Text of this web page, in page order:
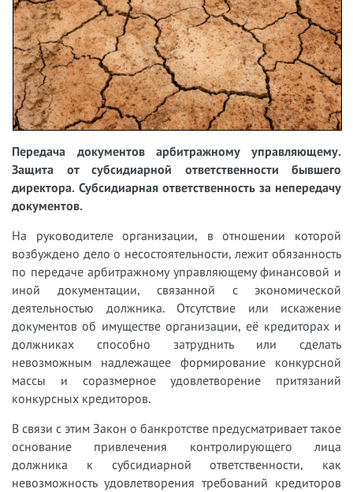
Передача документов арбитражному управляющему.
Защита от субсидиарной ответственности бывшего
директора. Субсидиарная ответственность за непередачу
документов.
На руководителе организации, в отношении которой
возбуждено дело о несостоятельности, лежит обязанность
по передаче арбитражному управляющему финансовой и
иной документации, связанной с экономической
деятельностью должника. Отсутствие или искажение
документов об имуществе организации, её кредиторах и
должниках способно затруднить или сделать
невозможным надлежащее формирование конкурсной
массы и соразмерное удовлетворение притязаний
конкурсных кредиторов.
В связи с этим Закон о банкротстве предусматривает такое
основание привлечения контролирующего лица
должника к субсидиарной ответственности, как
невозможность удовлетворения требований кредиторов